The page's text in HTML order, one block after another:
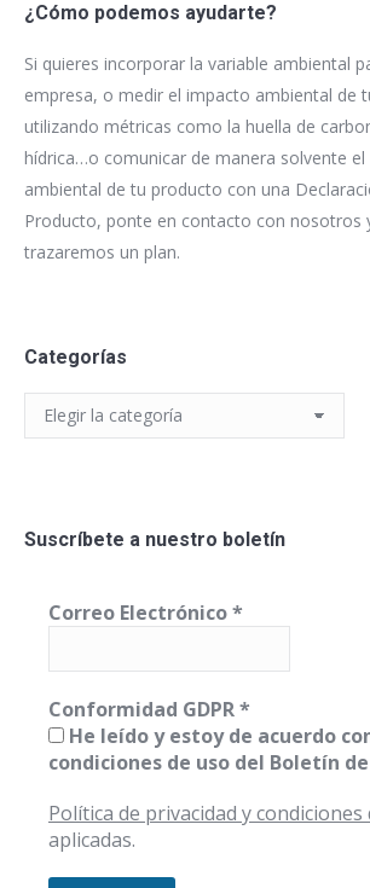
¿Cómo podemos ayudarte?
Si quieres incorporar la variable ambiental
empresa, o medir el impacto ambiental de
utilizando métricas como la huella de
hídrica…o comunicar de manera solvente el
ambiental de tu producto con una
Producto, ponte en contacto con nosotros
trazaremos un plan.
Categorías
Categorías
Suscríbete a nuestro boletín
Correo Electrónico*
Conformidad GDPR*
He leído y estoy de acuerdo
condiciones de uso del Boletín
Política de privacidad y condiciones
aplicadas.